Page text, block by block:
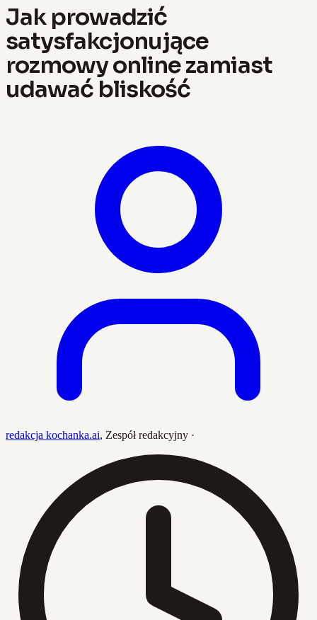
Jak prowadzić
satysfakcjonujące
rozmowy online zamiast
udawać bliskość
redakcja kochanka.ai, Zespół redakcyjny ·